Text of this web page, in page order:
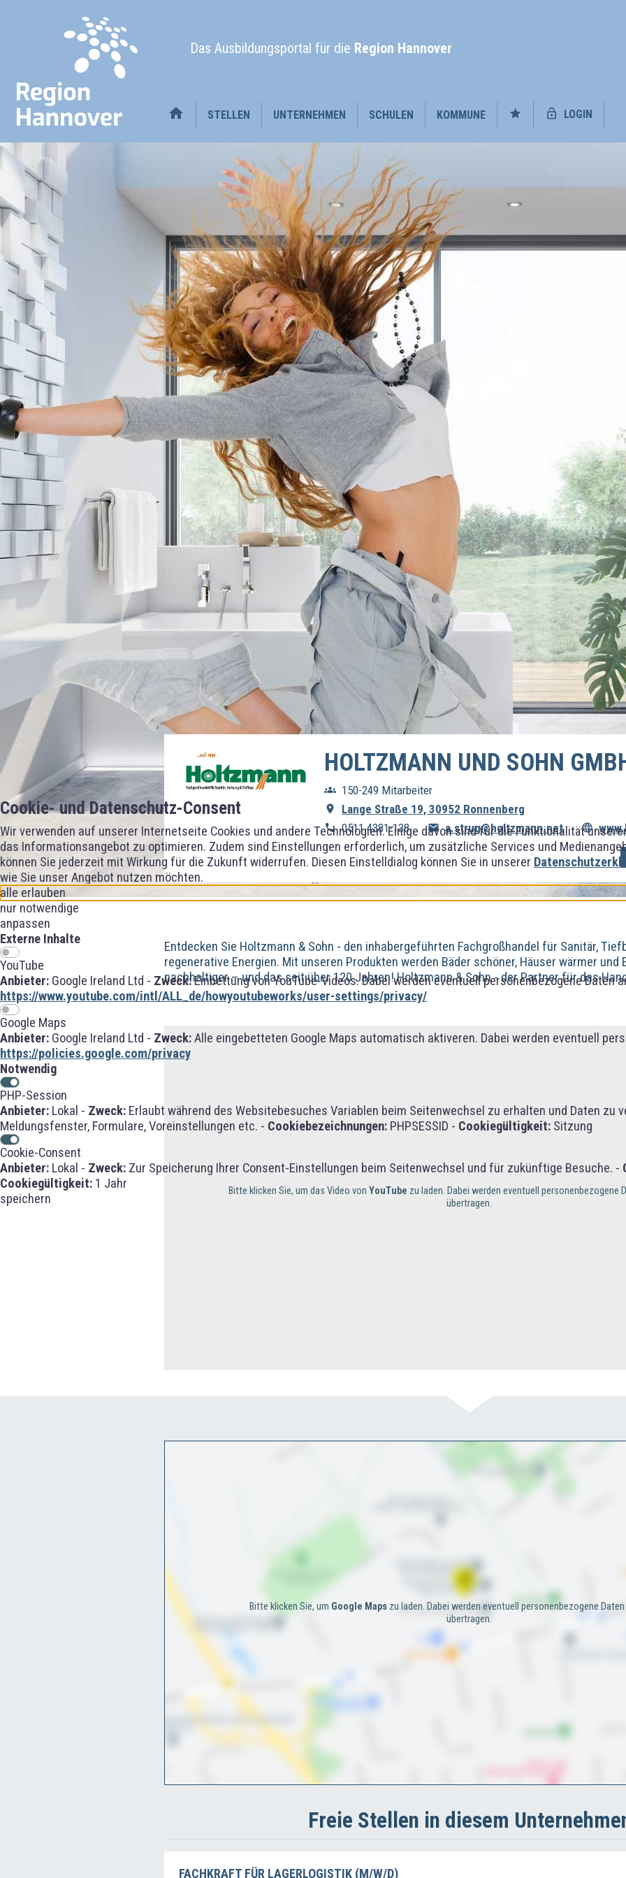
Cookie- und Datenschutz-Consent
Wir verwenden auf unserer Internetseite Cookies und andere Technologien. Einige davon sind für die Funktionalität
das Informationsangebot zu optimieren. Zudem sind Einstellungen erforderlich, um zusätzliche Services und
können Sie jederzeit mit Wirkung für die Zukunft widerrufen. Diesen Einstelldialog können Sie in unserer
wie Sie unser Angebot nutzen möchten.
alle erlauben
nur notwendige
anpassen
Externe Inhalte
YouTube
Anbieter: Google Ireland Ltd - Zweck:Einbettung von YouTube-Videos. Dabei werden eventuell personenbezogene Daten
https://www.youtube.com/intl/ALL_de/howyoutubeworks/user-settings/privacy/
Google Maps
Anbieter: Google Ireland Ltd - Zweck:Alle eingebetteten Google Maps automatisch aktiveren. Dabei werden eventuell
https://policies.google.com/privacy
Notwendig
PHP-Session
Anbieter: Lokal - Zweck: Erlaubt während des Websitebesuches Variablen beim Seitenwechsel zu erhalten und Daten zu
Meldungsfenster, Formulare, Voreinstellungen etc. - Cookiebezeichnungen: PHPSESSID - Cookiegültigkeit: Sitzung
Cookie-Consent
Anbieter: Lokal - Zweck: Zur Speicherung Ihrer Consent-Einstellungen beim Seitenwechsel und für zukünftige Besuche. -
Cookiegültigkeit: 1 Jahr
speichern
Das Ausbildungsportal für die Region Hannover
STELLEN UNTERNEHMEN SCHULEN KOMMUNE LOGIN
HOLTZMANN UND SOHN
150-249 Mitarbeiter
Lange Straße 19, 30952 Ronnenberg
0511 4381-138
a.strug@holtzmann.net
Entdecken Sie Holtzmann & Sohn - den inhabergeführten Fachgroßhandel für Sanitär,
regenerative Energien. Mit unseren Produkten werden Bäder schöner, Häuser wärmer und
nachhaltiger – und das seit über 120 Jahren! Holtzmann & Sohn - der Partner für das
Bitte klicken Sie, um das Video vonYouTube zu laden. Dabei werden eventuell personenbezogene
übertragen.
Bitte klicken Sie, um Google Mapszu laden. Dabei werden eventuell personenbezogene
übertragen.
Freie Stellen in diesem
FACHKRAFT FÜR LAGERLOGISTIK (M/W/D)